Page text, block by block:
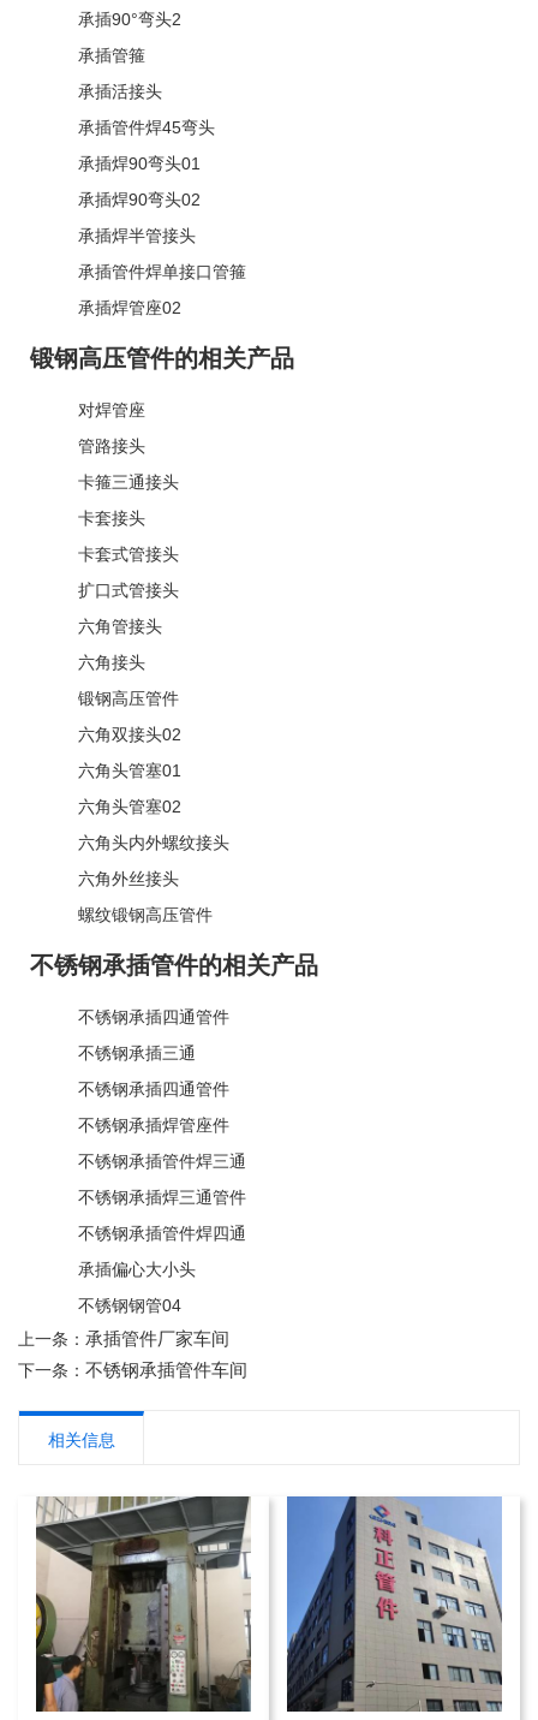
承插90°弯头2
承插管箍
承插活接头
承插管件焊45弯头
承插焊90弯头01
承插焊90弯头02
承插焊半管接头
承插管件焊单接口管箍
承插焊管座02
锻钢高压管件的相关产品
对焊管座
管路接头
卡箍三通接头
卡套接头
卡套式管接头
扩口式管接头
六角管接头
六角接头
锻钢高压管件
六角双接头02
六角头管塞01
六角头管塞02
六角头内外螺纹接头
六角外丝接头
螺纹锻钢高压管件
不锈钢承插管件的相关产品
不锈钢承插四通管件
不锈钢承插三通
不锈钢承插四通管件
不锈钢承插焊管座件
不锈钢承插管件焊三通
不锈钢承插焊三通管件
不锈钢承插管件焊四通
承插偏心大小头
不锈钢钢管04
上一条： 承插管件厂家车间
下一条： 不锈钢承插管件车间
相关信息